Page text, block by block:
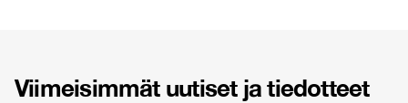
Viimeisimmät uutiset ja tiedotteet